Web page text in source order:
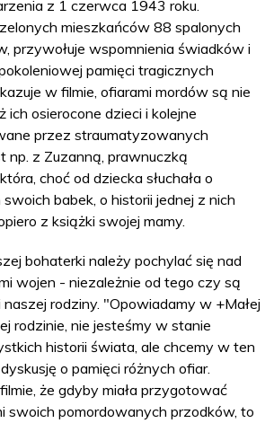
z 1 czerwca 1943 roku.
mieszkańców 88 spalonych
przywołuje wspomnienia świadków i
pamięci tragicznych
w filmie, ofiarami mordów są nie
ich osierocone dzieci i kolejne
przez straumatyzowanych
np. z Zuzanną, prawnuczką
choć od dziecka słuchała o
babek, o historii jednej z nich
z książki swojej mamy.
bohaterki należy pochylać się nad
wojen - niezależnie od tego czy są
rodziny. "Opowiadamy w +Małej
rodzinie, nie jesteśmy w stanie
historii świata, ale chcemy w ten
o pamięci różnych ofiar.
że gdyby miała przygotować
swoich pomordowanych przodków, to